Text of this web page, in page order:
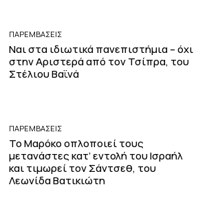
ΠΑΡΕΜΒΑΣΕΙΣ
Ναι στα ιδιωτικά πανεπιστήμια – όχι
στην Αριστερά από τον Τσίπρα, του
Στέλιου Βαϊνά
ΠΑΡΕΜΒΑΣΕΙΣ
Το Μαρόκο οπλοποιεί τους
μετανάστες κατ’ εντολή του Ισραήλ
και τιμωρεί τον Σάντσεθ, του
Λεωνίδα Βατικιώτη